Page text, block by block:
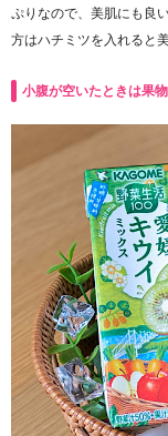
ぷりなので、美肌にも良
方はハチミツを入れると
小腹が空いたときは果